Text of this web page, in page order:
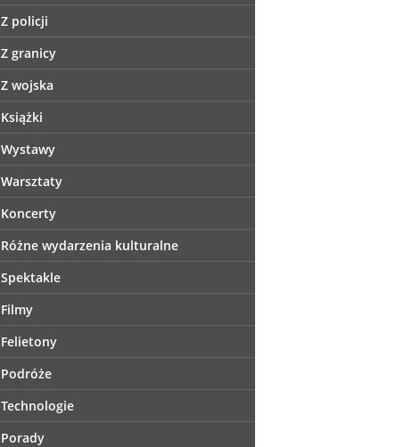
Z policji
Z granicy
Z wojska
Książki
Wystawy
Warsztaty
Koncerty
Różne wydarzenia kulturalne
Spektakle
Filmy
Felietony
Podróże
Technologie
Porady